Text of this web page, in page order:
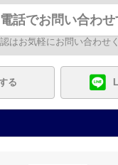
電話でお問い合わせ
はお気軽にお問い合わせく
る